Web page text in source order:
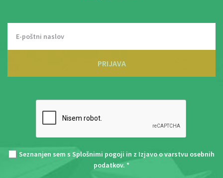
PRIJAVA
Seznanjen sem s Splošnimi pogoji in z Izjavo o varstvu osebnih
podatkov. *